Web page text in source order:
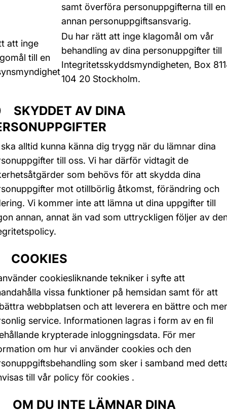
samt överföra personuppgifterna till en
annan personuppgiftsansvarig.
att inge
till en
Du har rätt att inge klagomål om vår
behandling av dina personuppgifter till
Integritetsskyddsmyndigheten, Box
104 20 Stockholm.
SKYDDET AV DINA
alltid kunna känna dig trygg när du lämnar dina
till oss. Vi har därför vidtagit de
som behövs för att skydda dina
mot otillbörlig åtkomst, förändring och
Vi kommer inte att lämna ut dina uppgifter till
annan, annat än vad som uttryckligen följer av
COOKIES
cookiesliknande tekniker i syfte att
vissa funktioner på hemsidan samt för att
webbplatsen och att leverera en bättre och mer
service. Informationen lagras i form av en fil
krypterade inloggningsdata. För mer
om hur vi använder cookies och den
som sker i samband med
till vår policy för cookies .
OM DU INTE LÄMNAR DINA